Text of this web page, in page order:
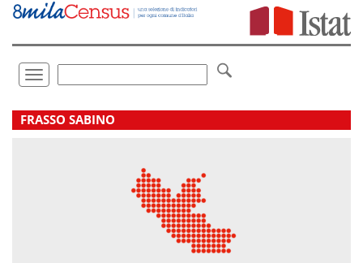
Vai
direttamente
Toggle
navigation
.
FRASSO SABINO